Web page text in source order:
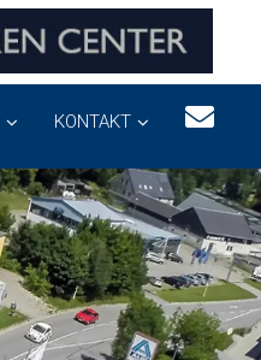
KONTAKT